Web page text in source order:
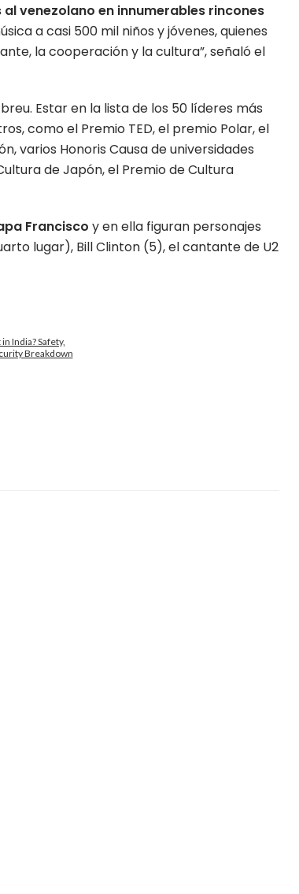
venezolano en innumerables rincones
a casi 500 mil niños y jóvenes, quienes
la cooperación y la cultura”, señaló el
Estar en la lista de los 50 líderes más
como el Premio TED, el premio Polar, el
varios Honoris Causa de universidades
de Japón, el Premio de Cultura
Francisco y en ella figuran personajes
lugar), Bill Clinton (5), el cantante de U2
India? Safety,
Breakdown